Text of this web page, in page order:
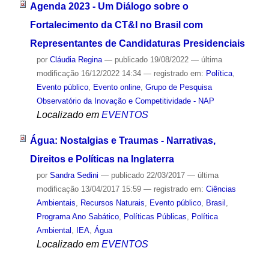
Agenda 2023 - Um Diálogo sobre o
Fortalecimento da CT&I no Brasil com
Representantes de Candidaturas Presidenciais
por Cláudia Regina — publicado19/08/2022 — última
modificação16/12/2022 14:34 — registrado em: Política,
Evento público, Evento online, Grupo de Pesquisa
Observatório da Inovação e Competitividade - NAP
Localizado em EVENTOS
Água: Nostalgias e Traumas - Narrativas,
Direitos e Políticas na Inglaterra
por Sandra Sedini — publicado22/03/2017 — última
modificação13/04/2017 15:59 — registrado em: Ciências
Ambientais
Recursos Naturais Evento público, Brasil
Programa Ano Sabático, Políticas Públicas
Política
Ambiental
IEA, Água
Localizado em EVENTOS